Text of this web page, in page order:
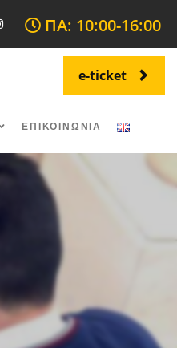
ΠΑ: 10:00-16:00
e-ticket
ΕΠΙΚΟΙΝΩΝΙΑ